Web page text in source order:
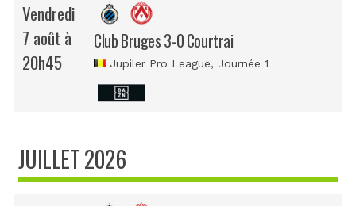
Vendredi
7 août à
20h45
Club Bruges 3-0 Courtrai
Jupiler Pro League, Journée 1
JUILLET 2026